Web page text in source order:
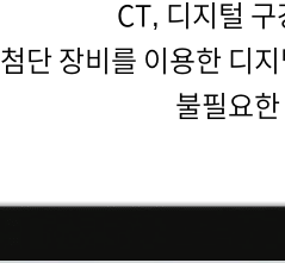
CT, 디지털
첨단 장비를 이용한 디
불필요한